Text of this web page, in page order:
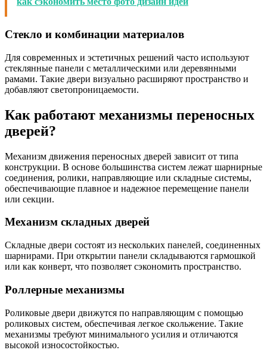
Стекло и комбинации материалов
Для современных и эстетичных решений часто используют
стеклянные панели с металлическими или деревянными
рамами. Такие двери визуально расширяют пространство и
добавляют светопроницаемости.
Как работают механизмы переносных
дверей?
Механизм движения переносных дверей зависит от типа
конструкции. В основе большинства систем лежат шарнирные
соединения, ролики, направляющие или складные системы,
обеспечивающие плавное и надежное перемещение панели
или секции.
Механизм складных дверей
Складные двери состоят из нескольких панелей, соединенных
шарнирами. При открытии панели складываются гармошкой
или как конверт, что позволяет сэкономить пространство.
Роллерные механизмы
Роликовые двери движутся по направляющим с помощью
роликовых систем, обеспечивая легкое скольжение. Такие
механизмы требуют минимального усилия и отличаются
высокой износостойкостью.